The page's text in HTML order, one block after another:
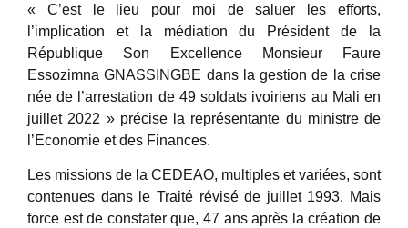
« C’est le lieu pour moi de saluer les efforts,
l’implication et la médiation du Président de la
République Son Excellence Monsieur Faure
Essozimna GNASSINGBE dans la gestion de la crise
née de l’arrestation de 49 soldats ivoiriens au Mali en
juillet 2022 » précise la représentante du ministre de
l’Economie et des Finances.
Les missions de la CEDEAO, multiples et variées, sont
contenues dans le Traité révisé de juillet 1993. Mais
force est de constater que, 47 ans après la création de